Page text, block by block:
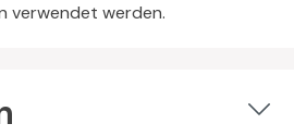
werden.